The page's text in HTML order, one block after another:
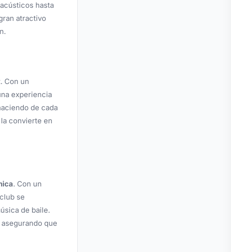
acústicos hasta
atractivo
Con un
experiencia
de cada
convierte en
. Con un
se
de baile.
que